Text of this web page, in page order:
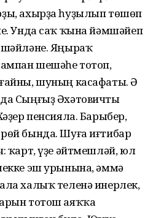
ахырҙа һуҙылып төшөп
Унда саҡ ҡына йәмшәйеп
Яңыраҡ
шешәһе тотоп,
шуның касафаты. Ә
Сыңғыҙ Әхәтовичты
пенсияла. Барыбер,
бында. Шуға иғтибар
ҡарт, үҙе әйтмешләй, юл
эш урынына, әммә
халыҡ теленә инерлек,
тотош аяҡҡа